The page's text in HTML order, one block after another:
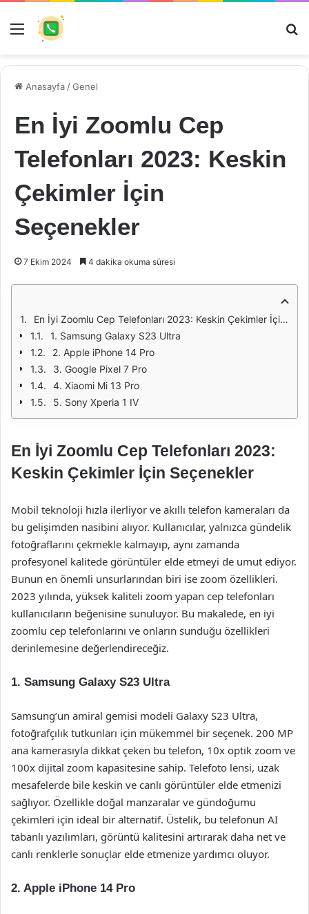
Menü
Anasayfa /Genel
En İyi Zoomlu Cep
Telefonları 2023: Keskin
Çekimler İçin
Seçenekler
7 Ekim 2024 4 dakika okuma süresi
En İyi Zoomlu Cep Telefonları 2023: Keskin Çekimler İçin Seçenekler
1. Samsung Galaxy S23 Ultra
2. Apple iPhone 14 Pro
3. Google Pixel 7 Pro
4. Xiaomi Mi 13 Pro
5. Sony Xperia 1 IV
En İyi Zoomlu Cep Telefonları 2023:
Keskin Çekimler İçin Seçenekler
Mobil teknoloji hızla ilerliyor ve akıllı telefon kameraları da
bu gelişimden nasibini alıyor. Kullanıcılar, yalnızca gündelik
fotoğraflarını çekmekle kalmayıp, aynı zamanda
profesyonel kalitede görüntüler elde etmeyi de umut ediyor.
Bunun en önemli unsurlarından biri ise zoom özellikleri.
2023 yılında, yüksek kaliteli zoom yapan cep telefonları
kullanıcıların beğenisine sunuluyor. Bu makalede, en iyi
zoomlu cep telefonlarını ve onların sunduğu özellikleri
derinlemesine değerlendireceğiz.
1. Samsung Galaxy S23 Ultra
Samsung’un amiral gemisi modeli Galaxy S23 Ultra,
fotoğrafçılık tutkunları için mükemmel bir seçenek. 200 MP
ana kamerasıyla dikkat çeken bu telefon, 10x optik zoom ve
100x dijital zoom kapasitesine sahip. Telefoto lensi, uzak
mesafelerde bile keskin ve canlı görüntüler elde etmenizi
sağlıyor. Özellikle doğal manzaralar ve gündoğumu
çekimleri için ideal bir alternatif. Üstelik, bu telefonun AI
tabanlı yazılımları, görüntü kalitesini artırarak daha net ve
canlı renklerle sonuçlar elde etmenize yardımcı oluyor.
2. Apple iPhone 14 Pro